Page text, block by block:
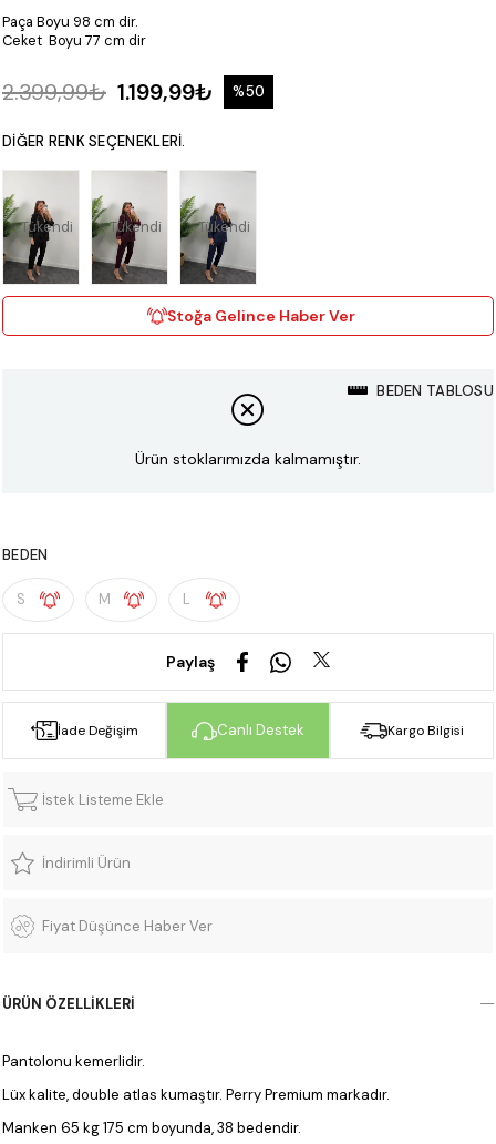
Paça Boyu 98 cm dir.
Ceket Boyu 77 cm dir
2.399,99₺ 1.199,99₺ %50
DIĞER RENK SEÇENEKLERI.
Tükendi Tükendi Tükendi
Stoğa Gelince Haber Ver
BEDEN TABLOSU
Ürün stoklarımızda kalmamıştır.
BEDEN
S M L
Paylaş
İade Değişim Canlı Destek Kargo Bilgisi
İstek Listeme Ekle
İndirimli Ürün
Fiyat Düşünce Haber Ver
ÜRÜN ÖZELLIKLERI
Pantolonu kemerlidir.
Lüx kalite, double atlas kumaştır. Perry Premium markadır.
Manken 65 kg 175 cm boyunda, 38 bedendir.